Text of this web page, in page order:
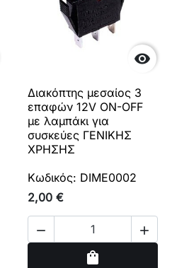

Διακόπτης μεσαίος 3
επαφών 12V ON-OFF
με λαμπάκι για
συσκεύες ΓΕΝΙΚΗΣ
ΧΡΗΣΗΣ
Κωδικός: DIME0002
2,00 €
 
shopping_bag